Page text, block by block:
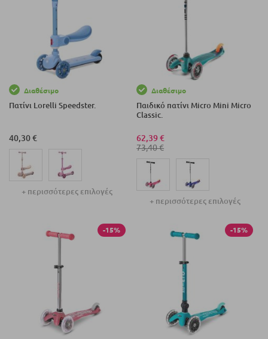
Διαθέσιμο
Πατίνι Lorelli Speedster.
40,30 €
+ περισσότερες επιλογές
Διαθέσιμο
Παιδικό πατίνι Micro Mini Micro
Classic.
62,39 €
73,40 €
+ περισσότερες επιλογές
-15% -15%